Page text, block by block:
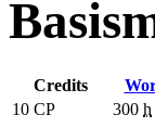
Credits
10 CP 300 h